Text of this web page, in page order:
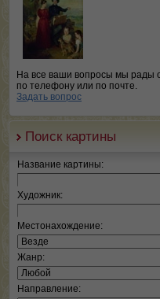
На все ваши вопросы мы рады
по телефону или по почте.
Задать вопрос
Поиск картины
Название картины:
Художник:
Местонахождение:
Жанр:
Направление: